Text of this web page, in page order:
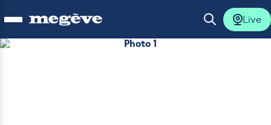
Ouvrir le menu Ouvrir la
Live
Photo 1